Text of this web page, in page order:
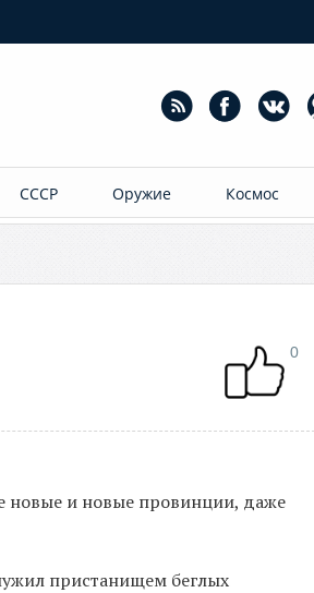
СССР Оружие Космос
0
новые и новые провинции, даже
пристанищем беглых